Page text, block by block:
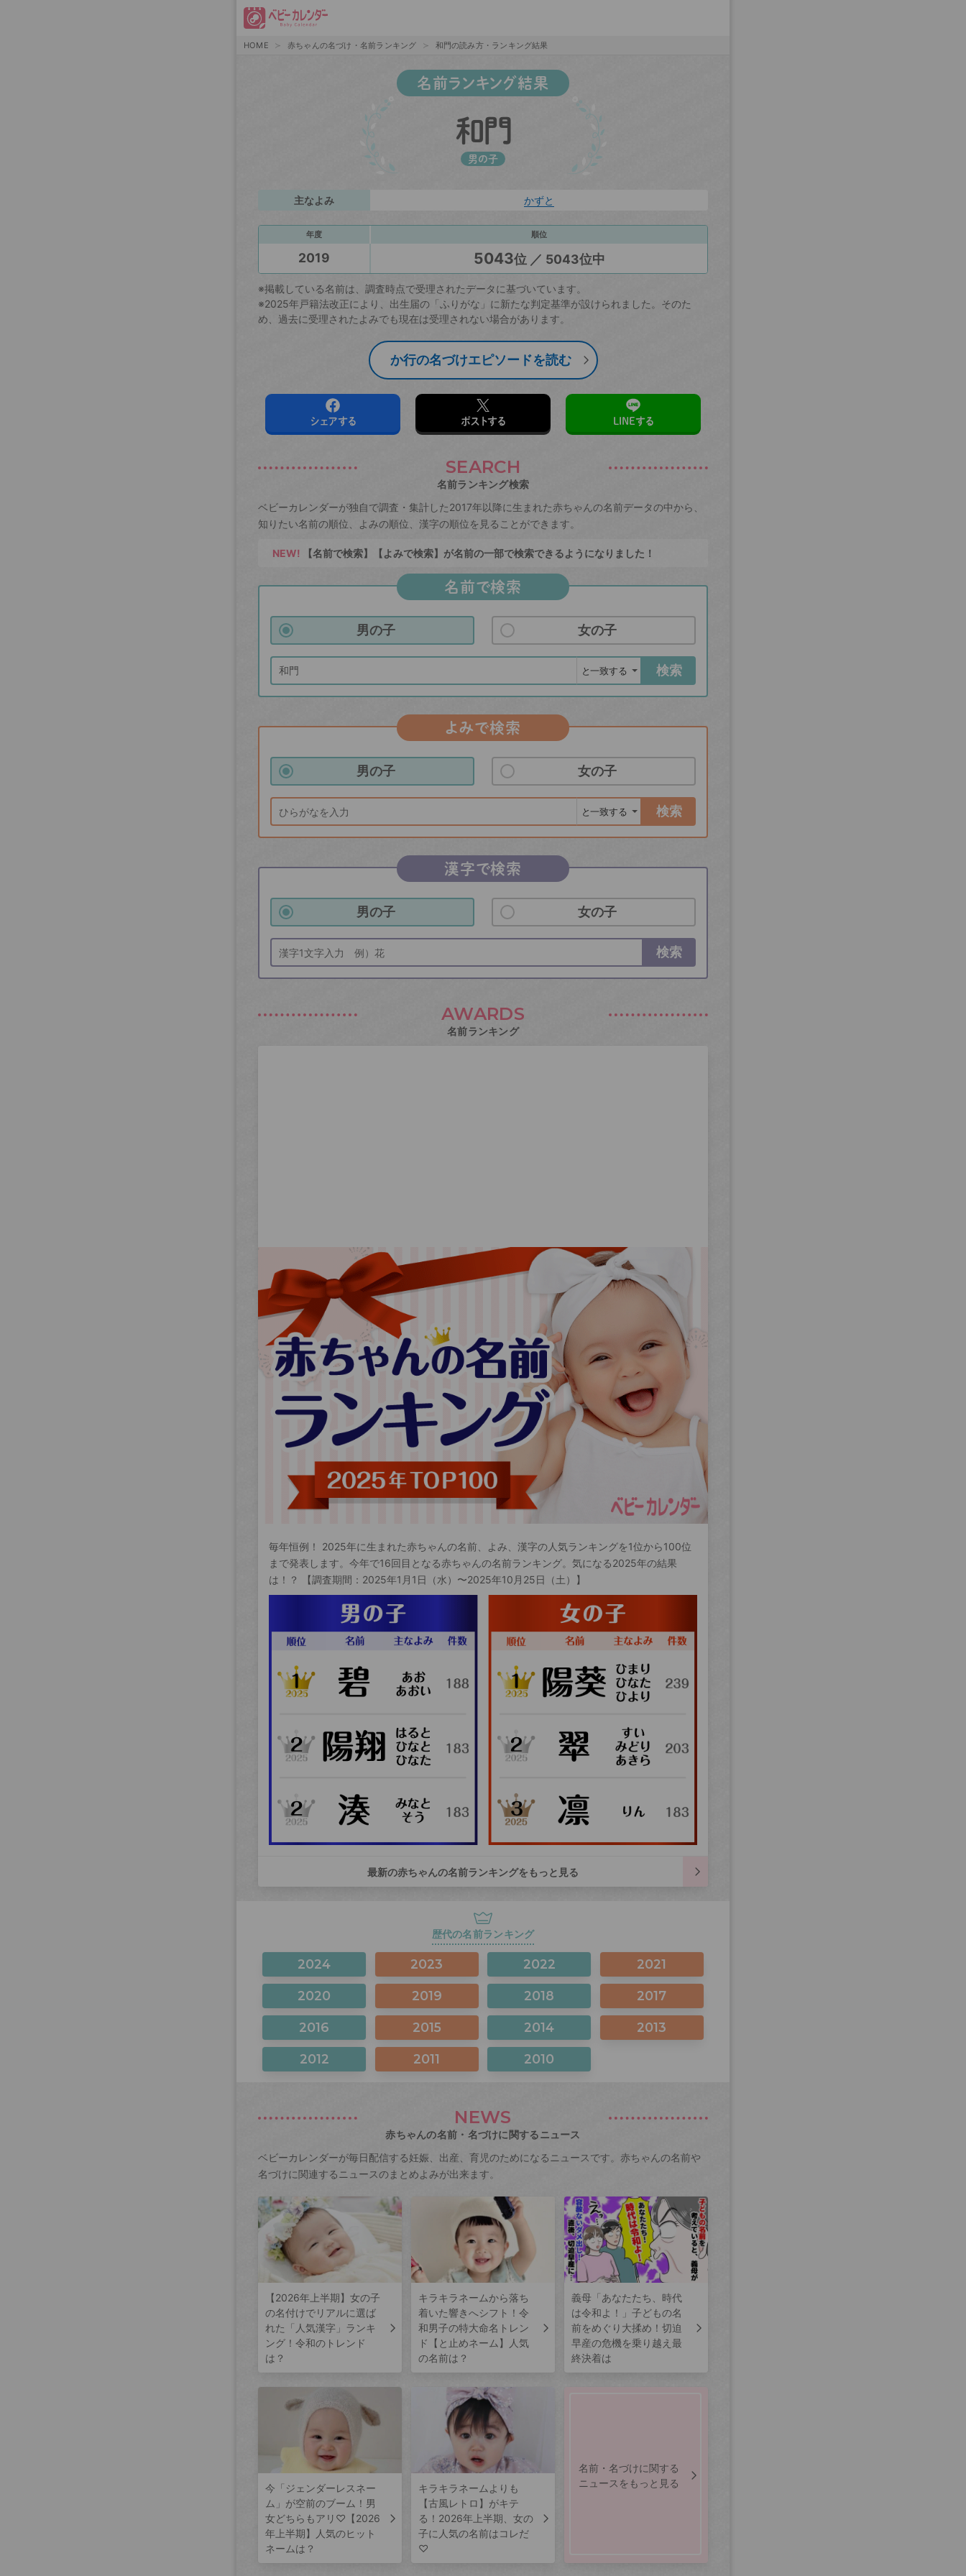
HOME 赤ちゃんの名づけ・名前ランキング 和門の読み方・ランキング結果
名前ランキング結果
和門
男の子
主なよみ かずと
年度 順位
2019 5043位 ／ 5043位中
※掲載している名前は、調査時点で受理されたデータに基づいています。
※2025年戸籍法改正により、出生届の「ふりがな」に新たな判定基準が設けられました。そのた
め、過去に受理されたよみでも現在は受理されない場合があります。
か行の名づけエピソードを読む
シェアする ポストする LINEする
SEARCH
名前ランキング検索
ベビーカレンダーが独自で調査・集計した2017年以降に生まれた赤ちゃんの名前データの中から、
知りたい名前の順位、よみの順位、漢字の順位を見ることができます。
NEW! 【名前で検索】【よみで検索】が名前の一部で検索できるようになりました！
名前で検索
男の子 女の子
検索
よみで検索
男の子 女の子
検索
漢字で検索
男の子 女の子
検索
AWARDS
名前ランキング
毎年恒例！ 2025年に生まれた赤ちゃんの名前、よみ、漢字の人気ランキングを1位から100位
まで発表します。今年で16回目となる赤ちゃんの名前ランキング。気になる2025年の結果
は！？ 【調査期間：2025年1月1日（水）〜2025年10月25日（土）】
最新の赤ちゃんの名前ランキングをもっと見る
歴代の名前ランキング
2024 2023 2022 2021
2020 2019 2018 2017
2016 2015 2014 2013
2012 2011 2010
NEWS
赤ちゃんの名前・名づけに関するニュース
ベビーカレンダーが毎日配信する妊娠、出産、育児のためになるニュースです。赤ちゃんの名前や
名づけに関連するニュースのまとめよみが出来ます。
【2026年上半期】女の子
の名付けでリアルに選ば
れた「人気漢字」ランキ
ング！令和のトレンド
は？
キラキラネームから落ち
着いた響きへシフト！令
和男子の特大命名トレン
ド【と止めネーム】人気
の名前は？
義母「あなたたち、時代
は令和よ！」子どもの名
前をめぐり大揉め！切迫
早産の危機を乗り越え最
終決着は
今「ジェンダーレスネー
ム」が空前のブーム！男
女どちらもアリ♡【2026
年上半期】人気のヒット
ネームは？
キラキラネームよりも
【古風レトロ】がキテ
る！2026年上半期、女の
子に人気の名前はコレだ
♡
名前・名づけに関する
ニュースをもっと見る